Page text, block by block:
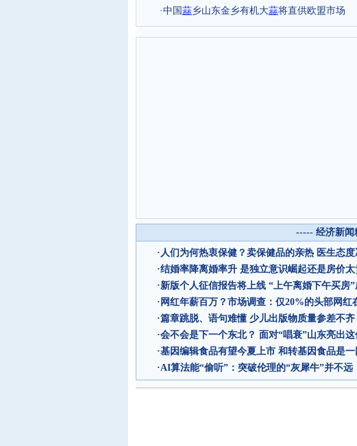
·中国 蒜乡山东金乡有机大蒜将直供欧盟市场
----- 经济新闻
· 人们为何热衷保健？卖保健品的亲热 医生态度
·结婚率降离婚率升 是独立意识崛起还是房价太
·新版个人征信报告将上线 “上午离婚下午买房”
· 网红年薪百万？市场调查：仅20%的头部网红
·篇章跳脱、语句难懂 少儿出版物质量参差不齐
·会不会是下一个东北？ 面对“唱衰”山东亮出这
·基因编辑食品有望今夏上市 和转基因食品是一
·AI算法能“偷听”：突破伦理的“灰犀牛”并不远